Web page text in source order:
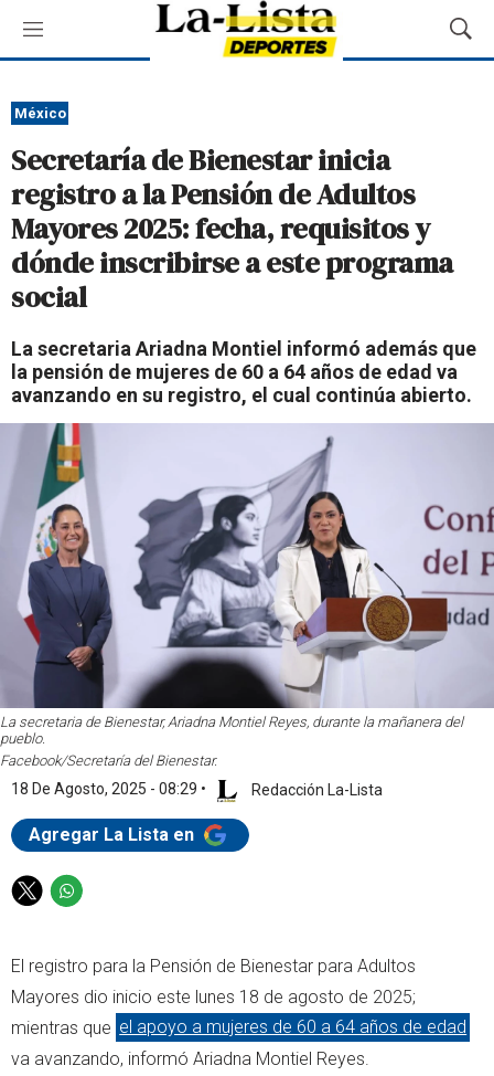
M
e
ú
M
o
d
a
México
Secretaría de Bienestar inicia
registro a la Pensión de Adultos
Mayores 2025: fecha, requisitos y
dónde inscribirse a este programa
social
La secretaria Ariadna Montiel informó además que
la pensión de mujeres de 60 a 64 años de edad va
avanzando en su registro, el cual continúa abierto.
La secretaria de Bienestar, Ariadna Montiel Reyes, durante la mañanera del
pueblo.
Facebook/Secretaría del Bienestar.
18 De Agosto, 2025 - 08:29 • Redacción La-Lista
Agregar La Lista en
T
t
t
e
r
W
t
s
p
p
El registro para la Pensión de Bienestar para Adultos
Mayores dio inicio este lunes 18 de agosto de 2025;
mientras que el apoyo a mujeres de 60 a 64 años de edad
va avanzando, informó Ariadna Montiel Reyes.